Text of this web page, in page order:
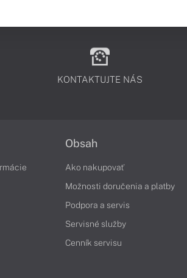
KONTAKTUJTE NÁS
Obsah
Ako nakupovať
Možnosti doručenia a platby
Podpora a servis
Servisné služby
Cenník servisu